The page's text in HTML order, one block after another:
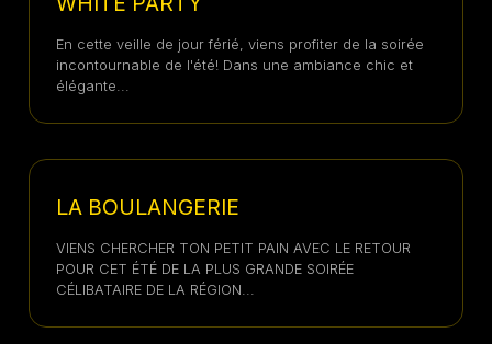
En cette veille de jour férié, viens profiter de la soirée
incontournable de l'été! Dans une ambiance chic et
élégante...
11 JUILLET 2026
LA BOULANGERIE
VIENS CHERCHER TON PETIT PAIN AVEC LE RETOUR
POUR CET ÉTÉ DE LA PLUS GRANDE SOIRÉE
CÉLIBATAIRE DE LA RÉGION...
10 JUILLET 2026